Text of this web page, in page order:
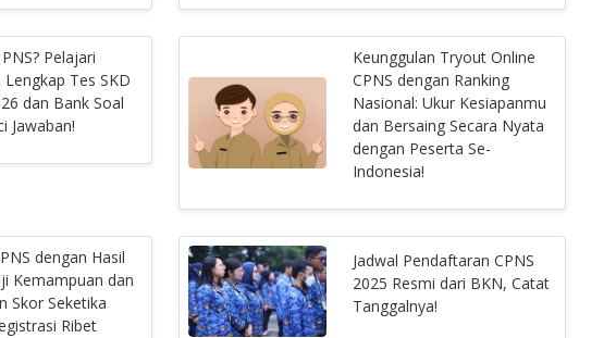
Pelajari
Lengkap Tes SKD
dan Bank Soal
Jawaban!
Keunggulan Tryout Online
CPNS dengan Ranking
Nasional: Ukur Kesiapanmu
dan Bersaing Secara Nyata
dengan Peserta Se-
Indonesia!
dengan Hasil
Kemampuan dan
Skor Seketika
Ribet
Jadwal Pendaftaran CPNS
2025 Resmi dari BKN, Catat
Tanggalnya!